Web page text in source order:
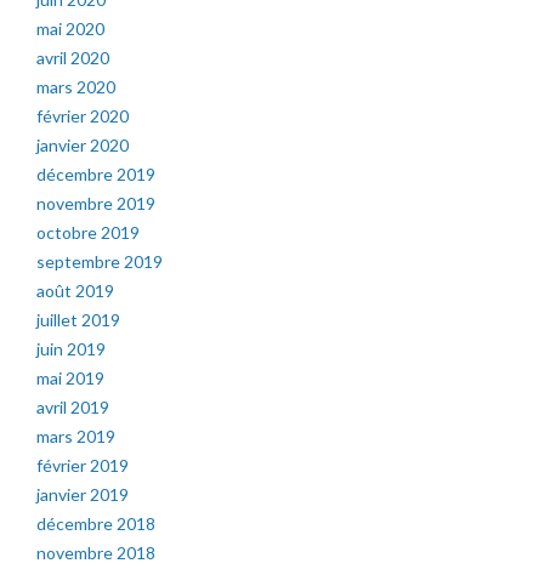
mai 2020
avril 2020
mars 2020
février 2020
janvier 2020
décembre 2019
novembre 2019
octobre 2019
septembre 2019
août 2019
juillet 2019
juin 2019
mai 2019
avril 2019
mars 2019
février 2019
janvier 2019
décembre 2018
novembre 2018